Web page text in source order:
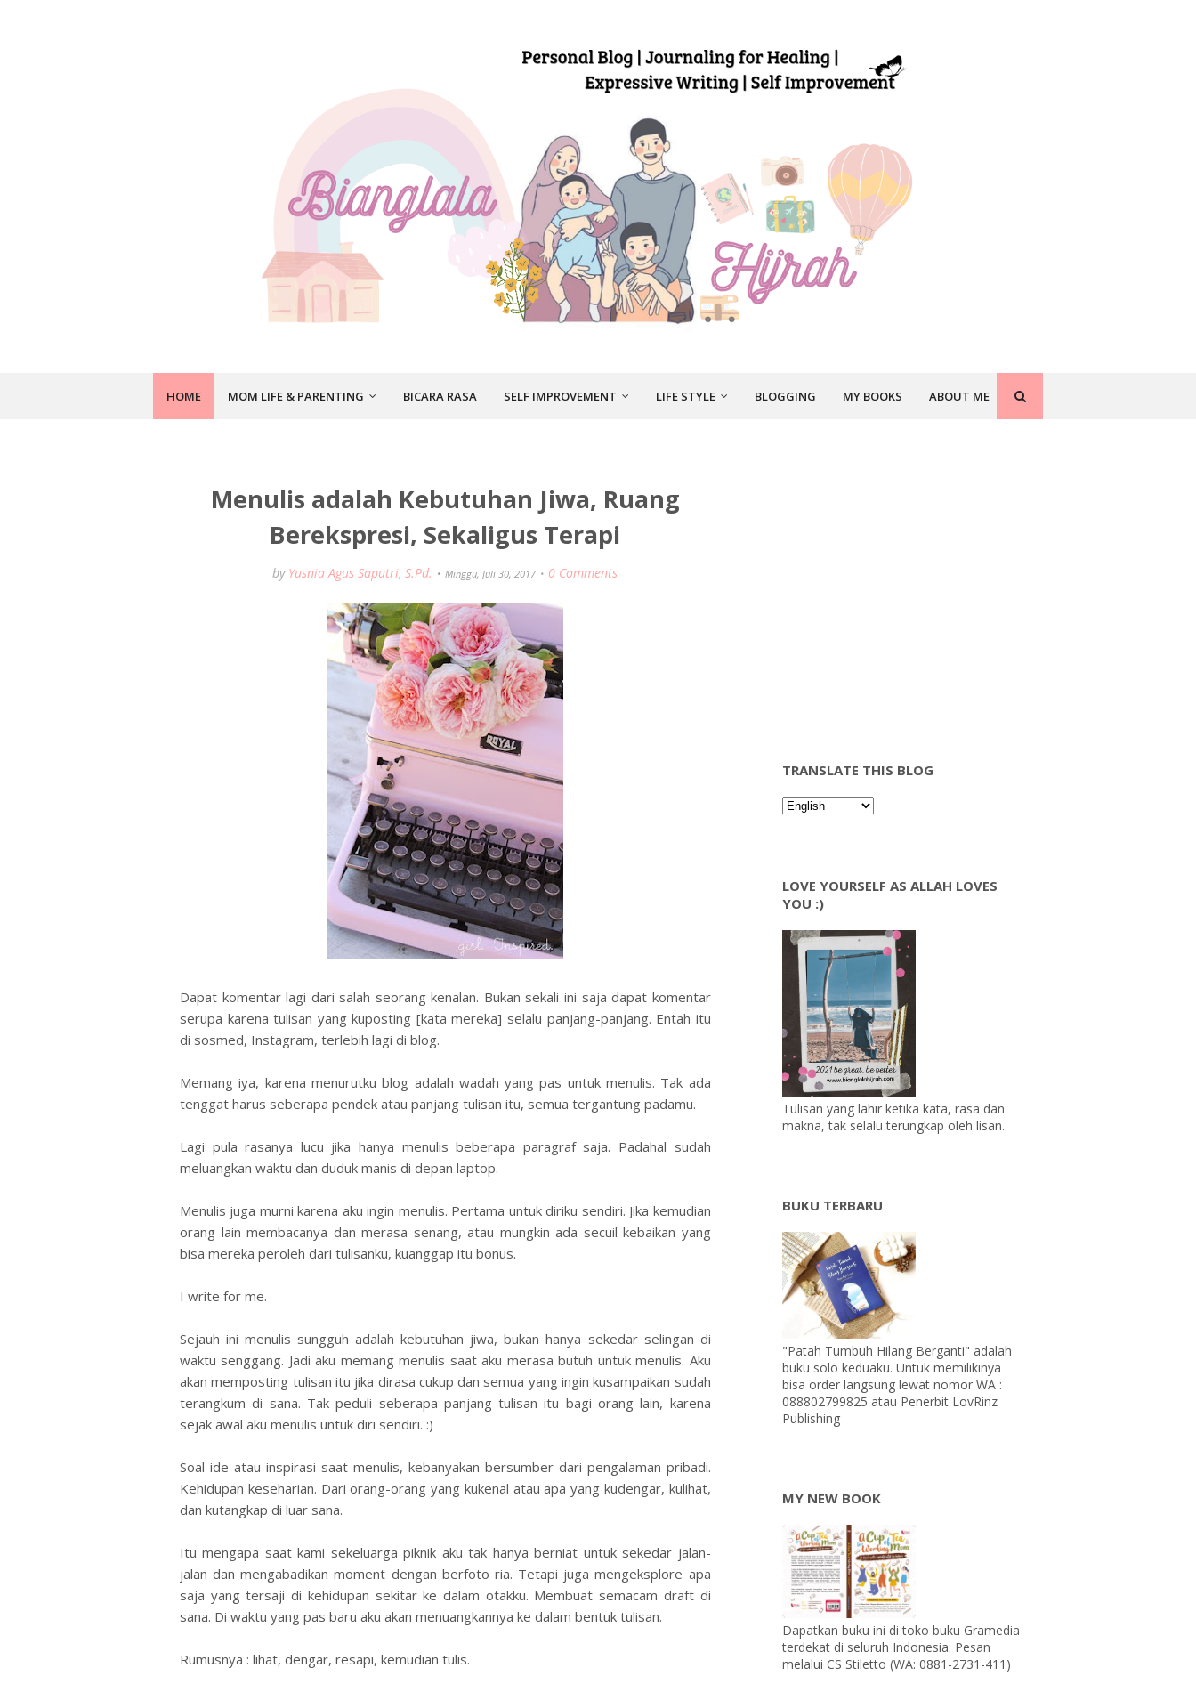
HOME MOM LIFE & PARENTING BICARA RASA SELF IMPROVEMENT LIFE STYLE BLOGGING MY BOOKS ABOUT ME
Menulis adalah Kebutuhan Jiwa, Ruang
Berekspresi, Sekaligus Terapi
by Yusnia Agus Saputri, S.Pd. Minggu, Juli 30, 2017 0 Comments
Dapat komentar lagi dari salah seorang kenalan. Bukan sekali ini saja dapat komentar
serupa karena tulisan yang kuposting [kata mereka] selalu panjang-panjang. Entah itu
di sosmed, Instagram, terlebih lagi di blog.
Memang iya, karena menurutku blog adalah wadah yang pas untuk menulis. Tak ada
tenggat harus seberapa pendek atau panjang tulisan itu, semua tergantung padamu.
Lagi pula rasanya lucu jika hanya menulis beberapa paragraf saja. Padahal sudah
meluangkan waktu dan duduk manis di depan laptop.
Menulis juga murni karena aku ingin menulis. Pertama untuk diriku sendiri. Jika kemudian
orang lain membacanya dan merasa senang, atau mungkin ada secuil kebaikan yang
bisa mereka peroleh dari tulisanku, kuanggap itu bonus.
I write for me.
Sejauh ini menulis sungguh adalah kebutuhan jiwa, bukan hanya sekedar selingan di
waktu senggang. Jadi aku memang menulis saat aku merasa butuh untuk menulis. Aku
akan memposting tulisan itu jika dirasa cukup dan semua yang ingin kusampaikan sudah
terangkum di sana. Tak peduli seberapa panjang tulisan itu bagi orang lain, karena
sejak awal aku menulis untuk diri sendiri. :)
Soal ide atau inspirasi saat menulis, kebanyakan bersumber dari pengalaman pribadi.
Kehidupan keseharian. Dari orang-orang yang kukenal atau apa yang kudengar, kulihat,
dan kutangkap di luar sana.
Itu mengapa saat kami sekeluarga piknik aku tak hanya berniat untuk sekedar jalan-
jalan dan mengabadikan moment dengan berfoto ria. Tetapi juga mengeksplore apa
saja yang tersaji di kehidupan sekitar ke dalam otakku. Membuat semacam draft di
sana. Di waktu yang pas baru aku akan menuangkannya ke dalam bentuk tulisan.
Rumusnya : lihat, dengar, resapi, kemudian tulis.
TRANSLATE THIS BLOG
LOVE YOURSELF AS ALLAH LOVES
YOU :)
Tulisan yang lahir ketika kata, rasa dan
makna, tak selalu terungkap oleh lisan.
BUKU TERBARU
"Patah Tumbuh Hilang Berganti" adalah
buku solo keduaku. Untuk memilikinya
bisa order langsung lewat nomor WA :
088802799825 atau Penerbit LovRinz
Publishing
MY NEW BOOK
Dapatkan buku ini di toko buku Gramedia
terdekat di seluruh Indonesia. Pesan
melalui CS Stiletto (WA: 0881-2731-411)